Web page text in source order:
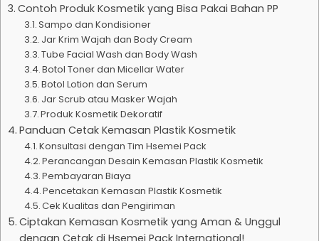
Contoh Produk Kosmetik yang Bisa Pakai Bahan PP
Sampo dan Kondisioner
Jar Krim Wajah dan Body Cream
Tube Facial Wash dan Body Wash
Botol Toner dan Micellar Water
Botol Lotion dan Serum
Jar Scrub atau Masker Wajah
Produk Kosmetik Dekoratif
Panduan Cetak Kemasan Plastik Kosmetik
Konsultasi dengan Tim Hsemei Pack
Perancangan Desain Kemasan Plastik Kosmetik
Pembayaran Biaya
Pencetakan Kemasan Plastik Kosmetik
Cek Kualitas dan Pengiriman
Ciptakan Kemasan Kosmetik yang Aman & Unggul
dengan Cetak di Hsemei Pack International!